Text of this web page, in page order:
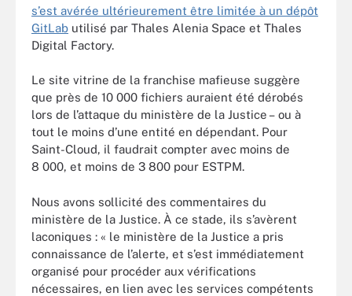
s’est avérée ultérieurement être limitée à un dépôt
GitLab utilisé par Thales Alenia Space et Thales
Digital Factory.
Le site vitrine de la franchise mafieuse suggère
que près de 10 000 fichiers auraient été dérobés
lors de l’attaque du ministère de la Justice – ou à
tout le moins d’une entité en dépendant. Pour
Saint-Cloud, il faudrait compter avec moins de
8 000, et moins de 3 800 pour ESTPM.
Nous avons sollicité des commentaires du
ministère de la Justice. À ce stade, ils s’avèrent
laconiques : « le ministère de la Justice a pris
connaissance de l’alerte, et s’est immédiatement
organisé pour procéder aux vérifications
nécessaires, en lien avec les services compétents